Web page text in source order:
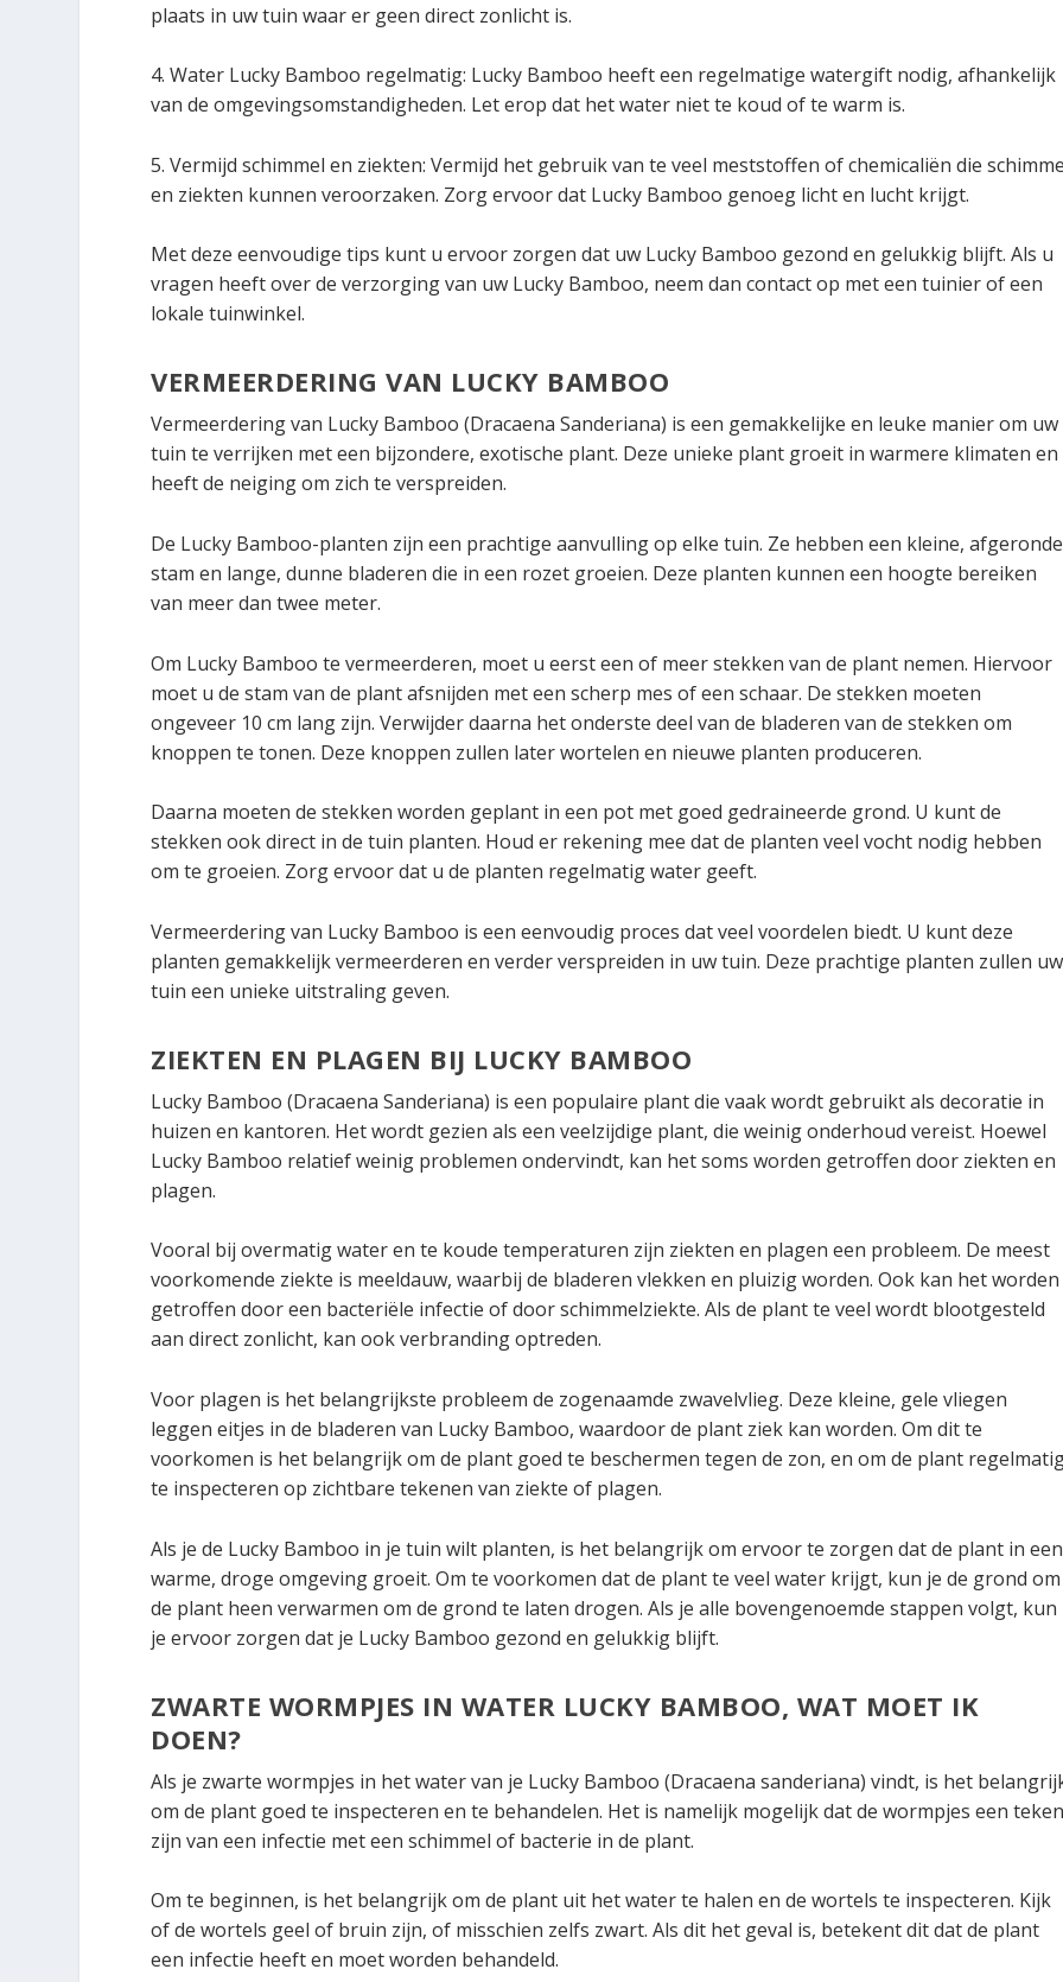
plaats in uw tuin waar er geen direct zonlicht is.
4. Water Lucky Bamboo regelmatig: Lucky Bamboo heeft een regelmatige watergift nodig, afhankelijk
van de omgevingsomstandigheden. Let erop dat het water niet te koud of te warm is.
5. Vermijd schimmel en ziekten: Vermijd het gebruik van te veel meststoffen of chemicaliën die
en ziekten kunnen veroorzaken. Zorg ervoor dat Lucky Bamboo genoeg licht en lucht krijgt.
Met deze eenvoudige tips kunt u ervoor zorgen dat uw Lucky Bamboo gezond en gelukkig blijft. Als u
vragen heeft over de verzorging van uw Lucky Bamboo, neem dan contact op met een tuinier of een
lokale tuinwinkel.
VERMEERDERING VAN LUCKY BAMBOO
Vermeerdering van Lucky Bamboo (Dracaena Sanderiana) is een gemakkelijke en leuke manier om uw
tuin te verrijken met een bijzondere, exotische plant. Deze unieke plant groeit in warmere klimaten en
heeft de neiging om zich te verspreiden.
De Lucky Bamboo-planten zijn een prachtige aanvulling op elke tuin. Ze hebben een kleine, afgeronde
stam en lange, dunne bladeren die in een rozet groeien. Deze planten kunnen een hoogte bereiken
van meer dan twee meter.
Om Lucky Bamboo te vermeerderen, moet u eerst een of meer stekken van de plant nemen. Hiervoor
moet u de stam van de plant afsnijden met een scherp mes of een schaar. De stekken moeten
ongeveer 10 cm lang zijn. Verwijder daarna het onderste deel van de bladeren van de stekken om
knoppen te tonen. Deze knoppen zullen later wortelen en nieuwe planten produceren.
Daarna moeten de stekken worden geplant in een pot met goed gedraineerde grond. U kunt de
stekken ook direct in de tuin planten. Houd er rekening mee dat de planten veel vocht nodig hebben
om te groeien. Zorg ervoor dat u de planten regelmatig water geeft.
Vermeerdering van Lucky Bamboo is een eenvoudig proces dat veel voordelen biedt. U kunt deze
planten gemakkelijk vermeerderen en verder verspreiden in uw tuin. Deze prachtige planten zullen uw
tuin een unieke uitstraling geven.
ZIEKTEN EN PLAGEN BIJ LUCKY BAMBOO
Lucky Bamboo (Dracaena Sanderiana) is een populaire plant die vaak wordt gebruikt als decoratie in
huizen en kantoren. Het wordt gezien als een veelzijdige plant, die weinig onderhoud vereist. Hoewel
Lucky Bamboo relatief weinig problemen ondervindt, kan het soms worden getroffen door ziekten en
plagen.
Vooral bij overmatig water en te koude temperaturen zijn ziekten en plagen een probleem. De meest
voorkomende ziekte is meeldauw, waarbij de bladeren vlekken en pluizig worden. Ook kan het worden
getroffen door een bacteriële infectie of door schimmelziekte. Als de plant te veel wordt blootgesteld
aan direct zonlicht, kan ook verbranding optreden.
Voor plagen is het belangrijkste probleem de zogenaamde zwavelvlieg. Deze kleine, gele vliegen
leggen eitjes in de bladeren van Lucky Bamboo, waardoor de plant ziek kan worden. Om dit te
voorkomen is het belangrijk om de plant goed te beschermen tegen de zon, en om de plant
te inspecteren op zichtbare tekenen van ziekte of plagen.
Als je de Lucky Bamboo in je tuin wilt planten, is het belangrijk om ervoor te zorgen dat de plant in een
warme, droge omgeving groeit. Om te voorkomen dat de plant te veel water krijgt, kun je de grond om
de plant heen verwarmen om de grond te laten drogen. Als je alle bovengenoemde stappen volgt, kun
je ervoor zorgen dat je Lucky Bamboo gezond en gelukkig blijft.
ZWARTE WORMPJES IN WATER LUCKY BAMBOO, WAT MOET IK
DOEN?
Als je zwarte wormpjes in het water van je Lucky Bamboo (Dracaena sanderiana) vindt, is het
om de plant goed te inspecteren en te behandelen. Het is namelijk mogelijk dat de wormpjes een
zijn van een infectie met een schimmel of bacterie in de plant.
Om te beginnen, is het belangrijk om de plant uit het water te halen en de wortels te inspecteren. Kijk
of de wortels geel of bruin zijn, of misschien zelfs zwart. Als dit het geval is, betekent dit dat de plant
een infectie heeft en moet worden behandeld.